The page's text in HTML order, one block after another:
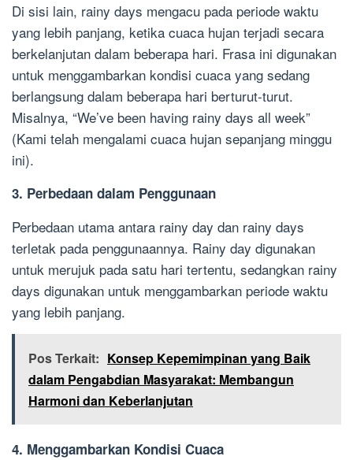
Di sisi lain, rainy days mengacu pada periode waktu
yang lebih panjang, ketika cuaca hujan terjadi secara
berkelanjutan dalam beberapa hari. Frasa ini digunakan
untuk menggambarkan kondisi cuaca yang sedang
berlangsung dalam beberapa hari berturut-turut.
Misalnya, “We’ve been having rainy days all week”
(Kami telah mengalami cuaca hujan sepanjang minggu
ini).
3. Perbedaan dalam Penggunaan
Perbedaan utama antara rainy day dan rainy days
terletak pada penggunaannya. Rainy day digunakan
untuk merujuk pada satu hari tertentu, sedangkan rainy
days digunakan untuk menggambarkan periode waktu
yang lebih panjang.
Pos Terkait: Konsep Kepemimpinan yang Baik
dalam Pengabdian Masyarakat: Membangun
Harmoni dan Keberlanjutan
4. Menggambarkan Kondisi Cuaca